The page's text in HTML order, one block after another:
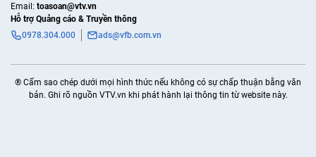
Email: toasoan@vtv.vn
Hỗ trợ Quảng cáo & Truyền thông
0978.304.000
ads@vfb.com.vn
® Cấm sao chép dưới mọi hình thức nếu không có sự chấp thuận bằng văn
bản. Ghi rõ nguồn VTV.vn khi phát hành lại thông tin từ website này.